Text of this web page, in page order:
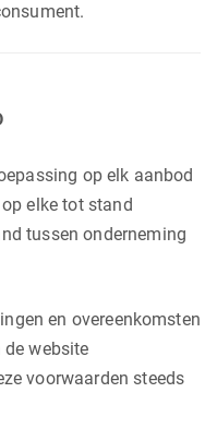
op elk aanbod
op elke tot stand
tussen onderneming
en overeenkomsten
website
voorwaarden steeds